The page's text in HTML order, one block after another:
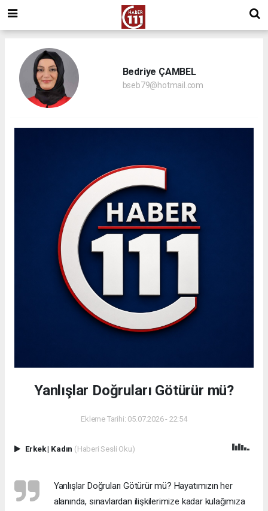
Bedriye ÇAMBEL
bseb79@hotmail.com
Yanlışlar Doğruları Götürür mü?
Ekleme Tarihi: 05.07.2026 - 22:54
Erkek| Kadın (Haberi Sesli Oku)
Yanlışlar Doğruları Götürür mü? Hayatımızın her
alanında, sınavlardan ilişkilerimize kadar kulağımıza